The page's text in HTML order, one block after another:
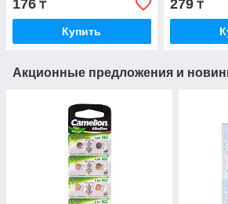
176 ₸
Купить
279₸
Акционные предложения и